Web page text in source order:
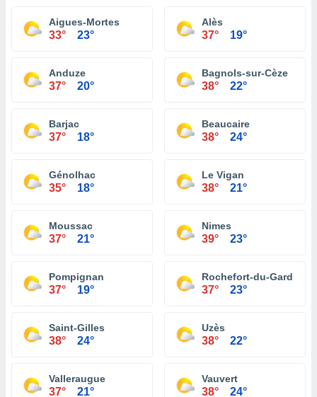
Aigues-Mortes
33° 23°
Alès
37° 19°
Anduze
37° 20°
Bagnols-sur-Cèze
38° 22°
Barjac
37° 18°
Beaucaire
38° 24°
Génolhac
35° 18°
Le Vigan
38° 21°
Moussac
37° 21°
Nimes
39° 23°
Pompignan
37° 19°
Rochefort-du-Gard
37° 23°
Saint-Gilles
38° 24°
Uzès
38° 22°
Valleraugue
37° 21°
Vauvert
38° 24°